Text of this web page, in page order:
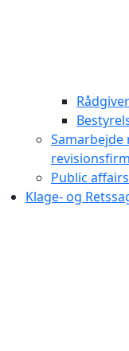
Samarbejde
Public affairs
Klage- og